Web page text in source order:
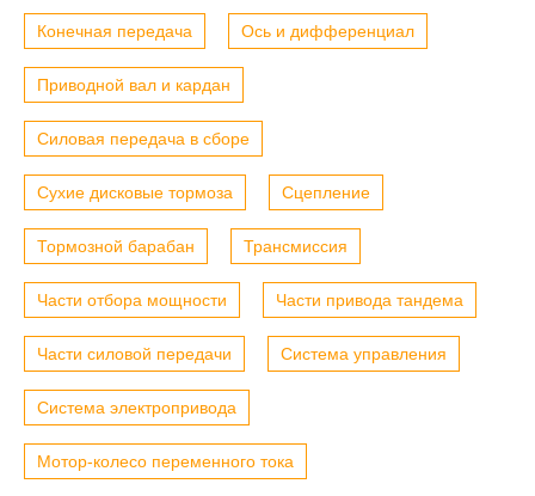
Конечная передача Ось и дифференциал
Приводной вал и кардан
Силовая передача в сборе
Сухие дисковые тормоза Сцепление
Тормозной барабан Трансмиссия
Части отбора мощности Части привода тандема
Части силовой передачи Система управления
Система электропривода
Мотор-колесо переменного тока